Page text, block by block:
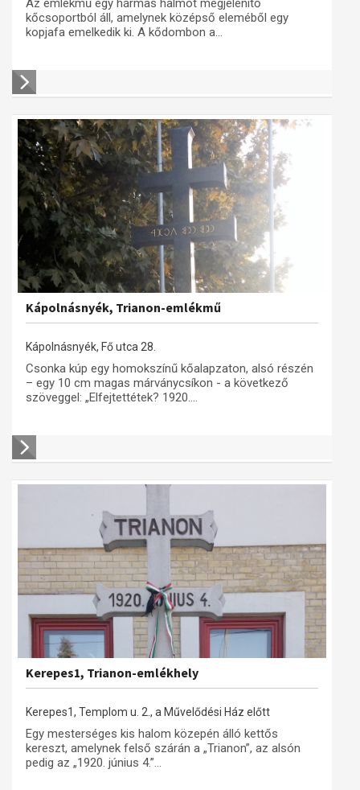
Az emlékmű egy hármas halmot megjelenítő
kőcsoportból áll, amelynek középső eleméből egy
kopjafa emelkedik ki. A kődombon a...
Kápolnásnyék, Trianon-emlékmű
Kápolnásnyék, Fő utca 28.
Csonka kúp egy homokszínű kőalapzaton, alsó részén
– egy 10 cm magas márványcsíkon - a következő
szöveggel: „Elfejtettétek? 1920....
Kerepes1, Trianon-emlékhely
Kerepes1, Templom u. 2., a Művelődési Ház előtt
Egy mesterséges kis halom közepén álló kettős
kereszt, amelynek felső szárán a „Trianon”, az alsón
pedig az „1920. június 4.”...